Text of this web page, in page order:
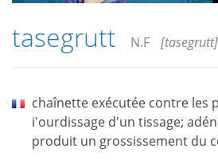
tasegrutt N.F [tasegrutt]
chaînette exécutée contre les
i'ourdissage d'un tissage;
produit un grossissement du